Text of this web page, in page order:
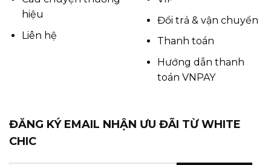
hiệu
Liên hệ
Đổi trả & vận chuyển
Thanh toán
Hướng dẫn thanh
toán VNPAY
ĐĂNG KÝ EMAIL NHẬN ƯU ĐÃI TỪ WHITE
CHIC